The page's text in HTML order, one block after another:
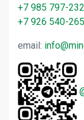
+7 985 797-
+7 926 540-
email: